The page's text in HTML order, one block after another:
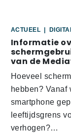
ACTUEEL
Informatie
van de
Hoeveel
hebben?
smartphone
leeftijdsgrens
verhogen?…